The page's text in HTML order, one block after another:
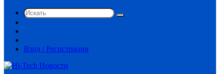
Искать
статья
Вход / Регистрация